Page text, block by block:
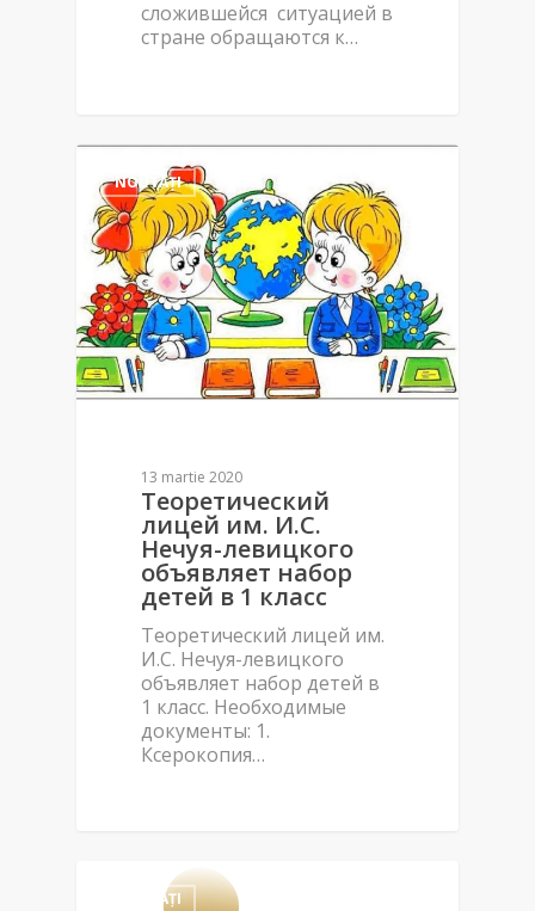
сложившейся ситуацией в
стране обращаются к…
NOUTĂȚI
13 martie 2020
Теоретический
лицей им. И.С.
Нечуя-левицкого
объявляет набор
детей в 1 класс
Теоретический лицей им.
И.С. Нечуя-левицкого
объявляет набор детей в
1 класс. Необходимые
документы: 1.
Ксерокопия…
NOUTĂȚI